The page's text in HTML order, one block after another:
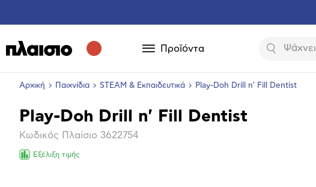
Προϊόντα Αναζήτηση
Αρχική Παιχνίδια STEAM & Εκπαιδευτικά Play-Doh Drill n' Fill Dentist
Βασικά
χαρακτηριστικά
Play-Doh Drill n' Fill Dentist
Κωδικός Πλαίσιο 3622754
Εξέλιξη τιμής